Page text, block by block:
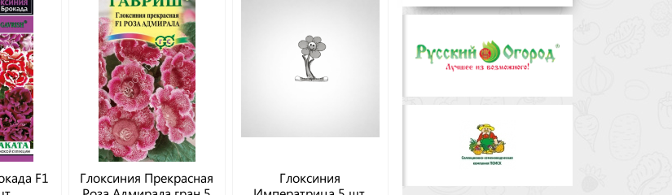
F1
Глоксиния Прекрасная
Роза Адмирала гран 5
Глоксиния
Императрица 5 шт.